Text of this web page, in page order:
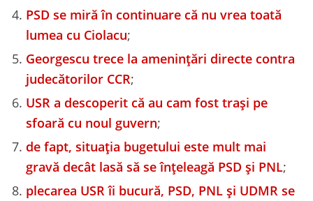
PSD se miră în continuare că nu vrea toată
lumea cu Ciolacu;
Georgescu trece la amenințări directe contra
judecătorilor CCR;
USR a descoperit că au cam fost trași pe
sfoară cu noul guvern;
de fapt, situația bugetului este mult mai
gravă decât lasă să se înțeleagă PSD și PNL;
plecarea USR îi bucură, PSD, PNL și UDMR se